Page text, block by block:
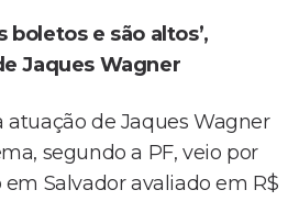
boletos e são altos’,
Jaques Wagner
de Jaques Wagner
segundo a PF, veio por
Salvador avaliado em R$